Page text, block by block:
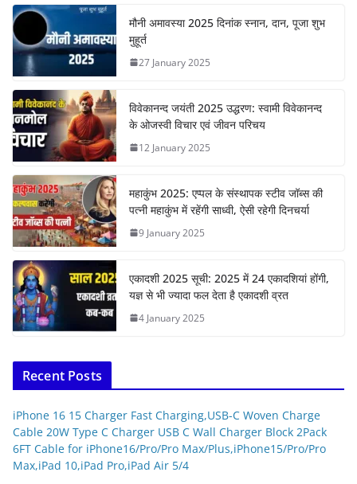
मौनी अमावस्या 2025 दिनांक स्नान, दान, पूजा शुभ
मुहूर्त
27 January 2025
विवेकानन्द जयंती 2025 उद्धरण: स्वामी विवेकानन्द
के ओजस्वी विचार एवं जीवन परिचय
12 January 2025
महाकुंभ 2025: एप्पल के संस्थापक स्टीव जॉब्स की
पत्नी महाकुंभ में रहेंगी साध्वी, ऐसी रहेगी दिनचर्या
9 January 2025
एकादशी 2025 सूची: 2025 में 24 एकादशियां होंगी,
यज्ञ से भी ज्यादा फल देता है एकादशी व्रत
4 January 2025
Recent Posts
iPhone 16 15 Charger Fast Charging,USB-C Woven Charge
Cable 20W Type C Charger USB C Wall Charger Block 2Pack
6FT Cable for iPhone16/Pro/Pro Max/Plus,iPhone15/Pro/Pro
Max,iPad 10,iPad Pro,iPad Air 5/4